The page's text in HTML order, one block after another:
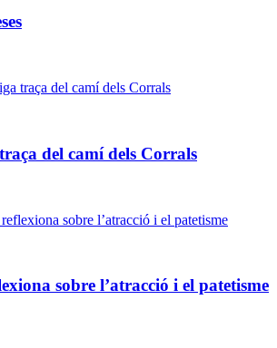
del camí dels Corrals
sobre l’atracció i el patetisme